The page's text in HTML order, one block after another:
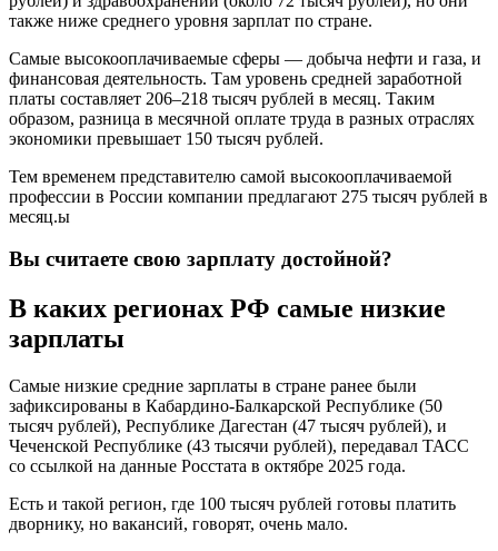
также ниже среднего уровня зарплат по стране.
Самые высокооплачиваемые сферы — добыча нефти и газа, и
финансовая деятельность. Там уровень средней заработной
платы составляет 206–218 тысяч рублей в месяц. Таким
образом, разница в месячной оплате труда в разных отраслях
экономики превышает 150 тысяч рублей.
Тем временем представителю самой высокооплачиваемой
профессии в России компании предлагают 275 тысяч рублей в
месяц.ы
Вы считаете свою зарплату достойной?
В каких регионах РФ самые низкие
зарплаты
Самые низкие средние зарплаты в стране ранее были
зафиксированы в Кабардино-Балкарской Республике (50
тысяч рублей), Республике Дагестан (47 тысяч рублей), и
Чеченской Республике (43 тысячи рублей), передавал ТАСС
со ссылкой на данные Росстата в октябре 2025 года.
Есть и такой регион, где 100 тысяч рублей готовы платить
дворнику, но вакансий, говорят, очень мало.